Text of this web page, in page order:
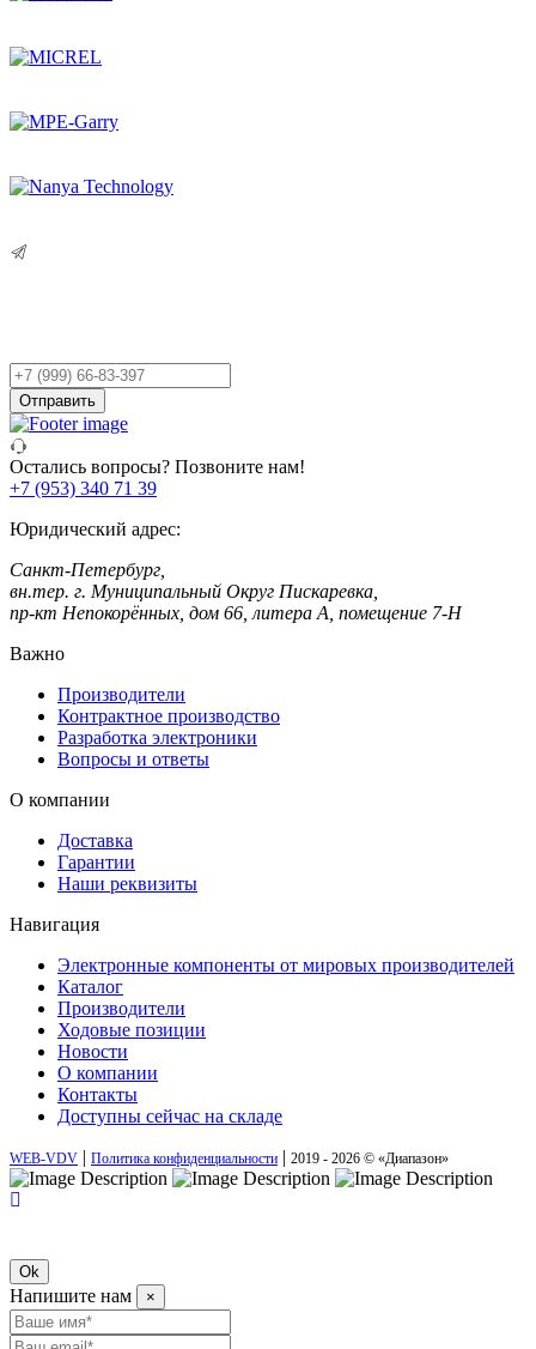
Ваш
телефон
Отправить
Остались вопросы? Позвоните нам!
+7 (953) 340 71 39
Юридический адрес:
Санкт-Петербург,
вн.тер. г. Муниципальный Округ Пискаревка,
пр-кт Непокорённых, дом 66, литера А, помещение 7-Н
Важно
Производители
Контрактное производство
Разработка электроники
Вопросы и ответы
О компании
Доставка
Гарантии
Наши реквизиты
Навигация
Электронные компоненты от мировых производителей
Каталог
Производители
Ходовые позиции
Новости
О компании
Контакты
Доступны сейчас на складе
WEB-VDV | Политика конфиденциальности | 2019 - 2026 © «Диапазон»
Ok
Напишите нам ×